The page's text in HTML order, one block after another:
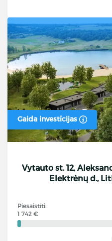
Gaida investīcijas
Vytauto st. 12,
Elektrėnų d.,
Piesaistīti:
1 742 €